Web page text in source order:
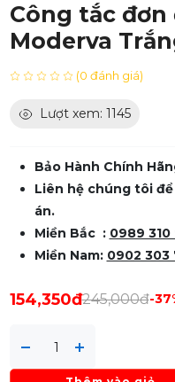
Công tắc đơn
Moderva
(0 đánh giá)
Lượt xem: 1145
Bảo Hành Chính
Liên hệ chúng tôi
án.
Miền Bắc : 0989 310
Miền Nam: 0902 303
154,350đ245,000đ-